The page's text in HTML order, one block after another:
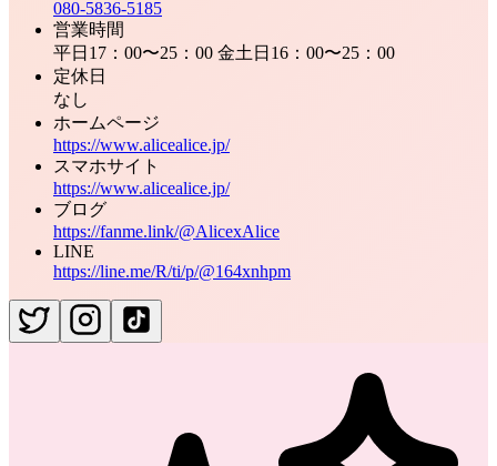
080‐5836‐5185
営業時間
平日17：00〜25：00 金土日16：00〜25：00
定休日
なし
ホームページ
https://www.alicealice.jp/
スマホサイト
https://www.alicealice.jp/
ブログ
https://fanme.link/@AlicexAlice
LINE
https://line.me/R/ti/p/@164xnhpm